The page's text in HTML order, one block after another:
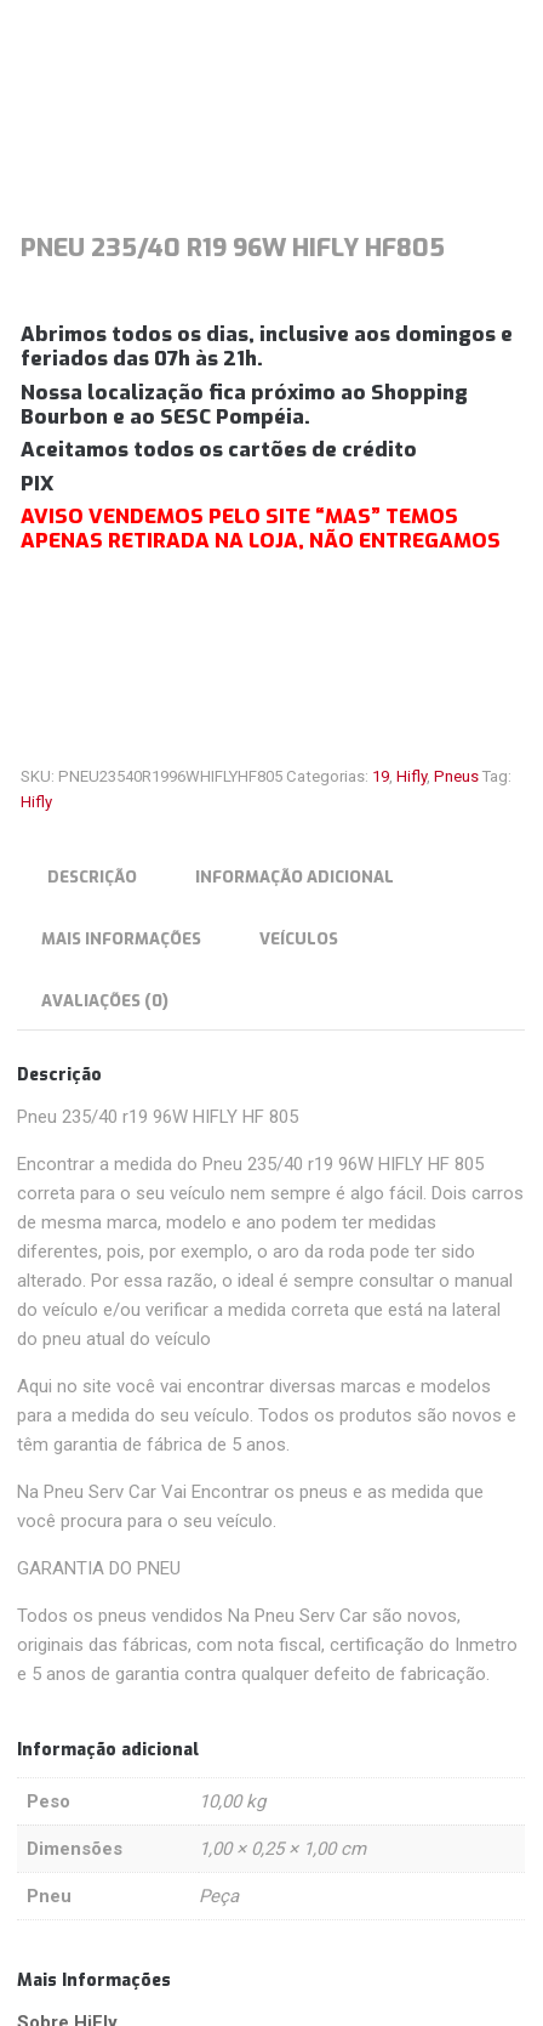
PNEU 235/40 R19 96W HIFLY HF805
Abrimos todos os dias, inclusive aos domingos e
feriados das 07h às 21h.
Nossa localização fica próximo ao Shopping
Bourbon e ao SESC Pompéia.
Aceitamos todos os cartões de crédito
PIX
AVISO VENDEMOS PELO SITE “MAS” TEMOS
APENAS RETIRADA NA LOJA, NÃO ENTREGAMOS
SKU: PNEU23540R1996WHIFLYHF805 Categorias: 19, Hifly, Pneus Tag:
Hifly
DESCRIÇÃO INFORMAÇÃO ADICIONAL
MAIS INFORMAÇÕES VEÍCULOS
AVALIAÇÕES (0)
Descrição
Pneu 235/40 r19 96W HIFLY HF 805
Encontrar a medida do Pneu 235/40 r19 96W HIFLY HF 805
correta para o seu veículo nem sempre é algo fácil. Dois carros
de mesma marca, modelo e ano podem ter medidas
diferentes, pois, por exemplo, o aro da roda pode ter sido
alterado. Por essa razão, o ideal é sempre consultar o manual
do veículo e/ou verificar a medida correta que está na lateral
do pneu atual do veículo
Aqui no site você vai encontrar diversas marcas e modelos
para a medida do seu veículo. Todos os produtos são novos e
têm garantia de fábrica de 5 anos.
Na Pneu Serv Car Vai Encontrar os pneus e as medida que
você procura para o seu veículo.
GARANTIA DO PNEU
Todos os pneus vendidos Na Pneu Serv Car são novos,
originais das fábricas, com nota fiscal, certificação do Inmetro
e 5 anos de garantia contra qualquer defeito de fabricação.
Informação adicional
Peso 10,00 kg
Dimensões 1,00 × 0,25 × 1,00 cm
Pneu Peça
Mais Informações